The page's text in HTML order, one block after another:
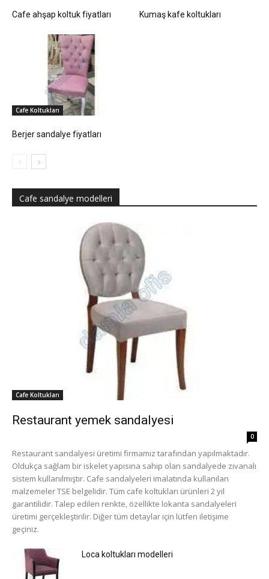
Cafe ahşap koltuk fiyatları Kumaş kafe koltukları
Cafe Koltukları
Berjer sandalye fiyatları
Cafe sandalye modelleri
Cafe Koltukları
Restaurant yemek sandalyesi
0
Restaurant sandalyesi üretimi firmamız tarafından yapılmaktadır.
Oldukça sağlam bir iskelet yapısına sahip olan sandalyede zıvanalı
sistem kullanılmıştır. Cafe sandalyeleri imalatında kullanılan
malzemeler TSE belgelidir. Tüm cafe koltukları ürünleri 2 yıl
garantilidir. Talep edilen renkte, özellikte lokanta sandalyeleri
üretimi gerçekleştirilir. Diğer tüm detaylar için lütfen iletişime
geçiniz.
Loca koltukları modelleri